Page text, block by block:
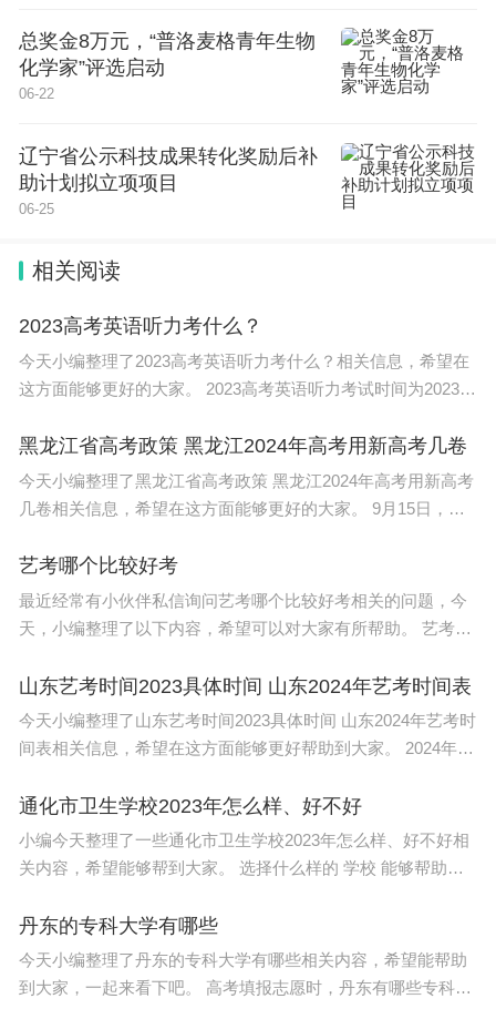
总奖金8万元，“普洛麦格青年生物
化学家”评选启动
06-22
辽宁省公示科技成果转化奖励后补
助计划拟立项项目
06-25
相关阅读
2023高考英语听力考什么？
今天小编整理了2023高考英语听力考什么？相关信息，希望在
这方面能够更好的大家。 2023高考英语听力考试时间为2023年
（6月）英语听力试
黑龙江省高考政策 黑龙江2024年高考用新高考几卷
今天小编整理了黑龙江省高考政策 黑龙江2024年高考用新高考
几卷相关信息，希望在这方面能够更好的大家。 9月15日，黑
实施方案》。明确，202
艺考哪个比较好考
最近经常有小伙伴私信询问艺考哪个比较好考相关的问题，今
天，小编整理了以下内容，希望可以对大家有所帮助。 艺考比
度，通过率高 美术
山东艺考时间2023具体时间 山东2024年艺考时间表
今天小编整理了山东艺考时间2023具体时间 山东2024年艺考时
间表相关信息，希望在这方面能够更好帮助到大家。 2024年山
体安排为上午9:0
通化市卫生学校2023年怎么样、好不好
小编今天整理了一些通化市卫生学校2023年怎么样、好不好相
关内容，希望能够帮到大家。 选择什么样的 学校 能够帮助到
一定完全正确，但是
丹东的专科大学有哪些
今天小编整理了丹东的专科大学有哪些相关内容，希望能帮助
到大家，一起来看下吧。 高考填报志愿时，丹东有哪些专科学